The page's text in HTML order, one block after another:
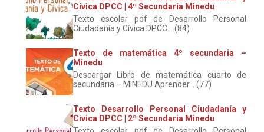
Cívica DPCC | 4º Secundaria Minedu
Texto escolar pdf de Desarrollo Personal
Ciudadanía y Cívica DPCC... (84)
Texto de matemática 4º secundaria –
Minedu
Descargar Libro de matemática cuarto de
secundaria – MINEDU Aprender... (77)
Texto Desarrollo Personal Ciudadanía y
Cívica DPCC | 2º Secundaria Minedu